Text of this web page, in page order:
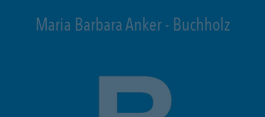
Maria Barbara Anker- Buchholz